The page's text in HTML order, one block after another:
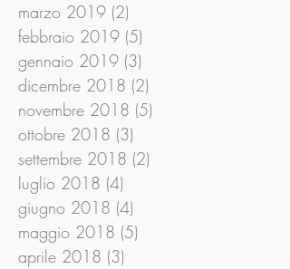
marzo 2019 (2)
febbraio 2019 (5)
gennaio 2019 (3)
dicembre 2018 (2)
novembre 2018 (5)
ottobre 2018 (3)
settembre 2018 (2)
luglio 2018 (4)
giugno 2018 (4)
maggio 2018 (5)
aprile 2018 (3)